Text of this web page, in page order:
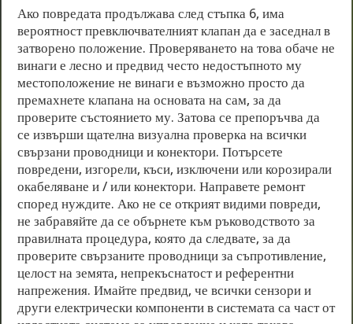
Ако повредата продължава след стъпка 6, има
вероятност превключвателният клапан да е заседнал в
затворено положение. Проверяването на това обаче не
винаги е лесно и предвид често недостъпното му
местоположение не винаги е възможно просто да
премахнете клапана на основата на сам, за да
проверите състоянието му. Затова се препоръчва да
се извърши щателна визуална проверка на всички
свързани проводници и конектори. Потърсете
повредени, изгорели, къси, изключени или корозирали
окабеляване и / или конектори. Направете ремонт
според нуждите. Ако не се открият видими повреди,
не забравяйте да се обърнете към ръководството за
правилната процедура, която да следвате, за да
проверите свързаните проводници за съпротивление,
целост на земята, непрекъснатост и референтни
напрежения. Имайте предвид, че всички сензори и
други електрически компоненти в системата са част от